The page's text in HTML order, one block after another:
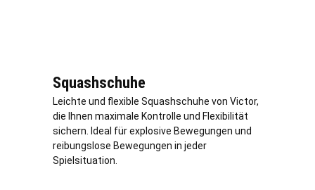
Squashschuhe
Leichte und flexible Squashschuhe von Victor,
die Ihnen maximale Kontrolle und Flexibilität
sichern. Ideal für explosive Bewegungen und
reibungslose Bewegungen in jeder
Spielsituation.